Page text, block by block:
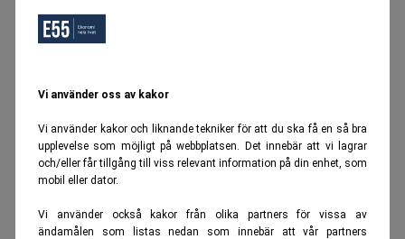
Vi använder oss av kakor
Vi använder kakor och liknande tekniker för att du ska få en så bra
upplevelse som möjligt på webbplatsen. Det innebär att vi lagrar
och/eller får tillgång till viss relevant information på din enhet, som
mobil eller dator.
Vi använder också kakor från olika partners för vissa av
ändamålen som listas nedan som innebär att vår partners